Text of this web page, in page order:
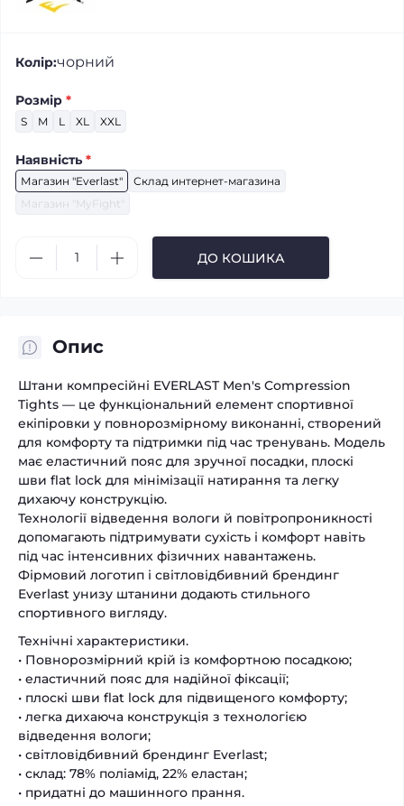
Колір:чорний
Розмір *
S M L XL XXL
Наявність *
Магазин "Everlast"
Склад интернет-магазина
Магазин "MyFight"
ДО КОШИКА
Опис
Штани компресійні EVERLAST Men's Compression
Tights — це функціональний елемент спортивної
екіпіровки у повнорозмірному виконанні, створений
для комфорту та підтримки під час тренувань. Модель
має еластичний пояс для зручної посадки, плоскі
шви flat lock для мінімізації натирання та легку
дихаючу конструкцію.
Технології відведення вологи й повітропроникності
допомагають підтримувати сухість і комфорт навіть
під час інтенсивних фізичних навантажень.
Фірмовий логотип і світловідбивний брендинг
Everlast унизу штанини додають стильного
спортивного вигляду.
Технічні характеристики.
• Повнорозмірний крій із комфортною посадкою;
• еластичний пояс для надійної фіксації;
• плоскі шви flat lock для підвищеного комфорту;
• легка дихаюча конструкція з технологією
відведення вологи;
• світловідбивний брендинг Everlast;
• склад: 78% поліамід, 22% еластан;
• придатні до машинного прання.